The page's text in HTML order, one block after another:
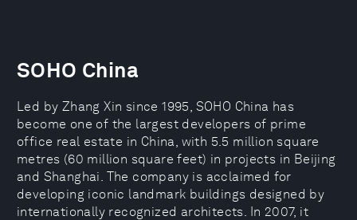
SOHO China
Led by Zhang Xin since 1995, SOHO China has
become one of the largest developers of prime
office real estate in China, with 5.5 million square
metres (60 million square feet) in projects in Beijing
and Shanghai. The company is acclaimed for
developing iconic landmark buildings designed by
internationally recognized architects. In 2007, it